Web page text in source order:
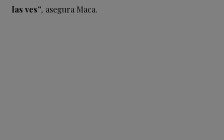
las ves”, asegura Maca.